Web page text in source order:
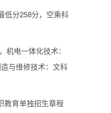
低分258分，空乘科
电一体化技术：
与维修技术：文科
教育单独招生章程